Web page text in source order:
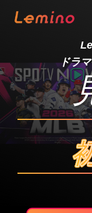
ドラ